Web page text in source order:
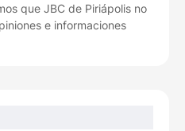
que JBC de Piriápolis no
e informaciones